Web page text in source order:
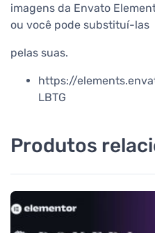
imagens da Envato
ou você pode substituí-las
pelas suas.
https://
LBTG
Produtos